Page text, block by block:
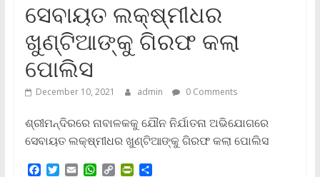
ସେବାୟତ ଲକ୍ଷ୍ମୀଧର
ଖୁଣ୍ଟିଆଙ୍କୁ ଗିରଫ କଲା
ପୋଲିସ
December 10, 2021 admin 0 Comments
ଶ୍ରୀମନ୍ଦିରରେ ନାବାଳକକୁ ଯୌନ ନିର୍ଯାତନା ଅଭିଯୋଗରେ
ସେବାୟତ ଲକ୍ଷ୍ମୀଧର ଖୁଣ୍ଟିଆଙ୍କୁ ଗିରଫ କଲା ପୋଲିସ
F
T
E
W C
P
S